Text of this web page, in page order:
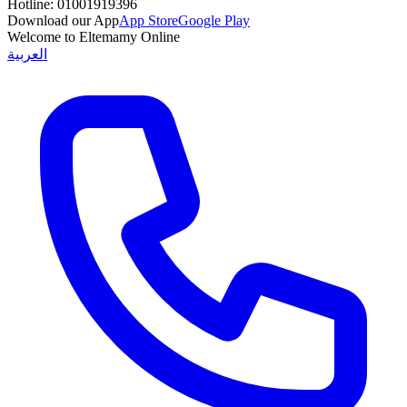
Hotline: 01001919396
Download our AppApp StoreGoogle Play
Welcome to Eltemamy Online
العربية